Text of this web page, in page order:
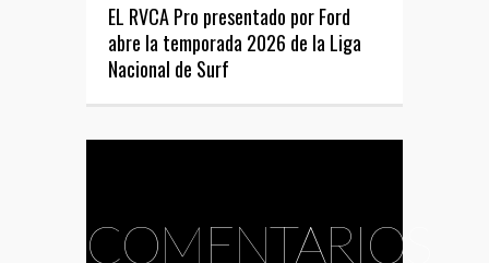
EL RVCA Pro presentado por Ford
abre la temporada 2026 de la Liga
Nacional de Surf
COMENTARIOS